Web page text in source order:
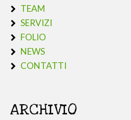
TEAM
SERVIZI
FOLIO
NEWS
CONTATTI
ARCHIVIO